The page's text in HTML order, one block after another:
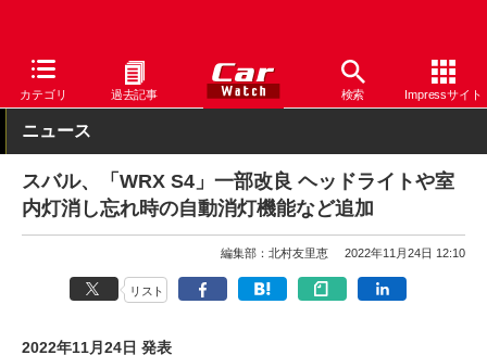
カテゴリ 過去記事 検索 Impressサイト
Car Watch 自動車 スバル WRX
ニュース
スバル、「WRX S4」一部改良 ヘッドライトや室
内灯消し忘れ時の自動消灯機能など追加
編集部：北村友里恵 2022年11月24日 12:10
リスト
2022年11月24日 発表